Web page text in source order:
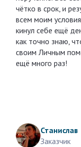
чётко в срок, и
всем моим
кинул себе ещё
как точно знаю,
своим Личным
ещё много раз!
Станислав
Заказчик